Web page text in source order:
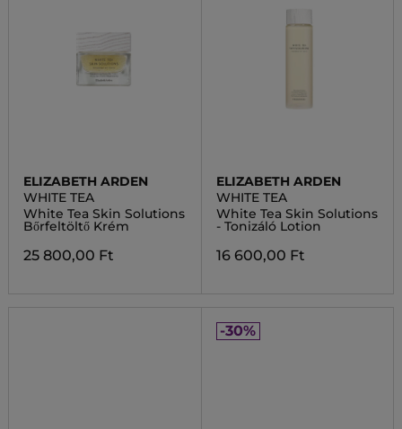
ELIZABETH ARDEN
WHITE TEA
White Tea Skin Solutions
Bőrfeltöltő Krém
25 800,00 Ft
ELIZABETH ARDEN
WHITE TEA
White Tea Skin Solutions
- Tonizáló Lotion
16 600,00 Ft
-30%